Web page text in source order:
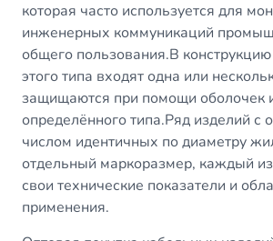
которая часто используется для
инженерных коммуникаций
общего пользования.В
этого типа входят одна или
защищаются при помощи оболочек
определённого типа.Ряд изделий с
числом идентичных по диаметру
отдельный маркоразмер, каждый
свои технические показатели и
применения.